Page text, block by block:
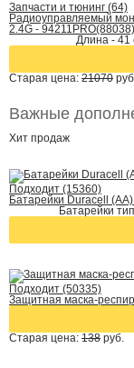
Запчасти и тюнинг (64)
Радиоуправляемый
2.4G - 94211PRO(88038)
Длина - 41
Старая цена: 21070
Важные
Хит продаж
Подходит (15360)
Батарейки Duracell
Батарейки
Подходит (50335)
Защитная маска-
Старая цена: 138 руб.